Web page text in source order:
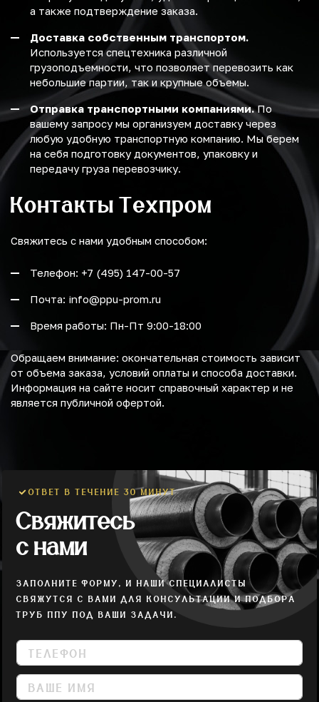
а также подтверждение заказа.
Доставка собственным транспортом.
Используется спецтехника различной
грузоподъемности, что позволяет перевозить как
небольшие партии, так и крупные объемы.
Отправка транспортными компаниями.По
вашему запросу мы организуем доставку через
любую удобную транспортную компанию. Мы берем
на себя подготовку документов, упаковку и
передачу груза перевозчику.
Контакты Техпром
Свяжитесь с нами удобным способом:
Телефон: +7 (495) 147-00-57
Почта: info@ppu-prom.ru
Время работы: Пн-Пт 9:00-18:00
Обращаем внимание: окончательная стоимость зависит
от объема заказа, условий оплаты и способа доставки.
Информация на сайте носит справочный характер и не
является публичной офертой.
ОТВЕТ В ТЕЧЕНИЕ 30 МИНУТ
Свяжитесь
с нами
ЗАПОЛНИТЕ ФОРМУ, И НАШИ СПЕЦИАЛИСТЫ
СВЯЖУТСЯ С ВАМИ ДЛЯ КОНСУЛЬТАЦИИ И ПОДБОРА
ТРУБ ППУ ПОД ВАШИ ЗАДАЧИ.